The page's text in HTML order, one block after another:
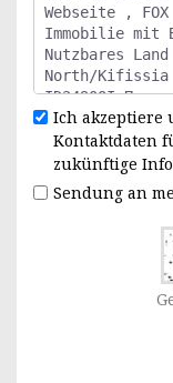
Ich akzeptiere
Kontaktdaten
zukünftige
Sendung an